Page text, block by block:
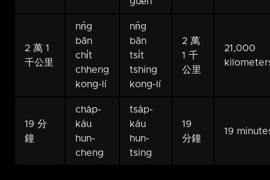
2 萬 1
千公里
nn̄g
bān
chi̍t
chheng
kong-lí
nn̄g
bān
tsi̍t
tshing
kong-lí
2 萬
1 千
公里
21,000
19 分
鐘
cha̍p-
káu
hun-
cheng
tsa̍p-
káu
hun-
tsing
19
分鐘
19